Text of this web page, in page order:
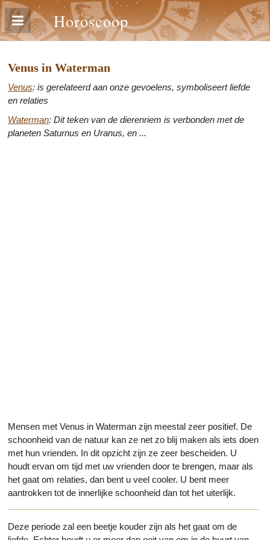
Horoscoop
Venus in Waterman
Venus: is gerelateerd aan onze gevoelens, symboliseert liefde
en relaties
Waterman: Dit teken van de dierenriem is verbonden met de
planeten Saturnus en Uranus, en ...
Mensen met Venus in Waterman zijn meestal zeer positief. De
schoonheid van de natuur kan ze net zo blij maken als iets doen
met hun vrienden. In dit opzicht zijn ze zeer bescheiden. U
houdt ervan om tijd met uw vrienden door te brengen, maar als
het gaat om relaties, dan bent u veel cooler. U bent meer
aantrokken tot de innerlijke schoonheid dan tot het uiterlijk.
Deze periode zal een beetje kouder zijn als het gaat om de